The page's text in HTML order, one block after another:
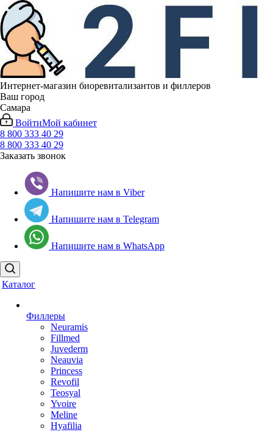
Интернет-магазин биоревитализантов и филлеров
Ваш город
Самара
ВойтиМой кабинет
8 800 333 40 29
8 800 333 40 29
Заказать звонок
Напишите нам в Viber
Напишите нам в Telegram
Напишите нам в WhatsApp
Каталог
Филлеры
Neuramis
Fillmed
Juvederm
Neauvia
Princess
Revofil
Teosyal
Yvoire
Meline
Hyafilia